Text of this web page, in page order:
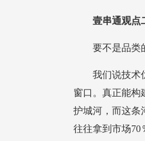
壹串通观点
要不是品类的